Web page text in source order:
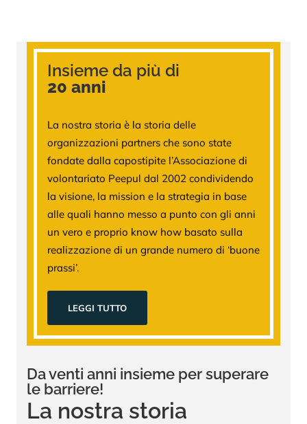
Insieme da più di
20 anni
La nostra storia è la storia delle
organizzazioni partners che sono state
fondate dalla capostipite l’Associazione di
volontariato Peepul dal 2002 condividendo
la visione, la mission e la strategia in base
alle quali hanno messo a punto con gli anni
un vero e proprio know how basato sulla
realizzazione di un grande numero di ‘buone
prassi’.
LEGGI TUTTO
Da venti anni insieme per superare
le barriere!
La nostra storia